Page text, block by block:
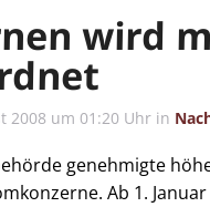
wird
2008 um 01:20 Uhr in
genehmigte
Ab 1.